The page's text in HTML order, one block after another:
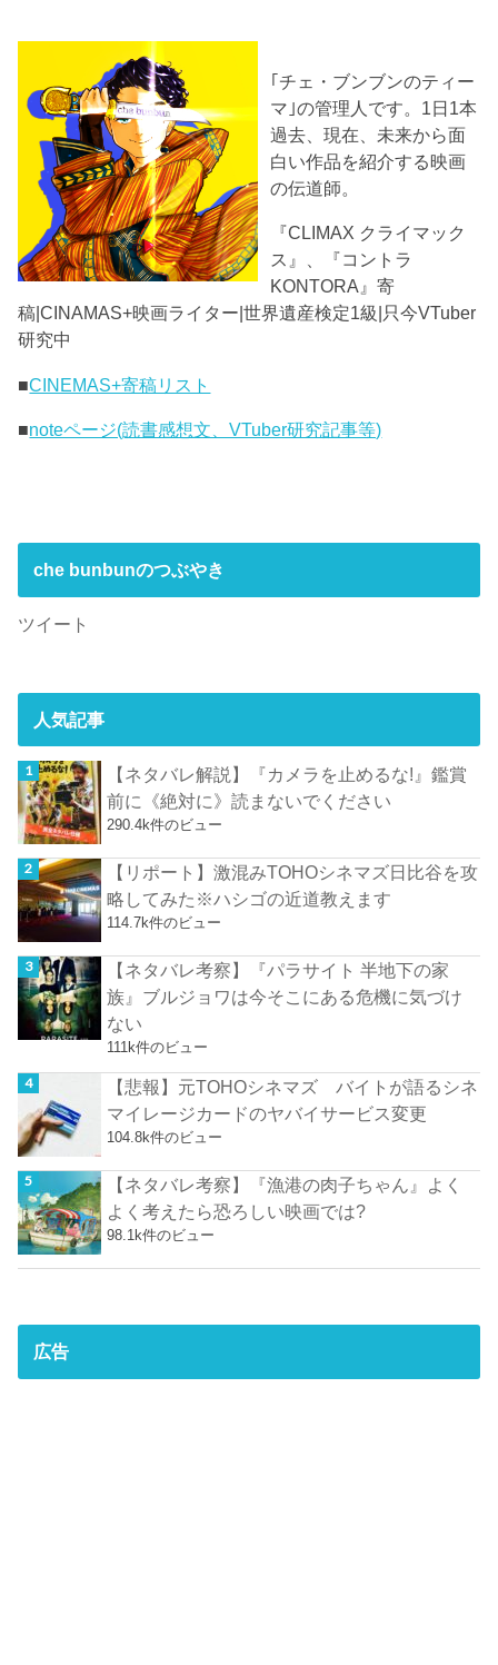
｢チェ・ブンブンのティー
マ｣の管理人です。1日1本
過去、現在、未来から面
白い作品を紹介する映画
の伝道師。
『CLIMAX クライマック
ス』、『コントラ
KONTORA』寄
稿|CINAMAS+映画ライター|世界遺産検定1級|只今VTuber
研究中
■CINEMAS+寄稿リスト
■noteページ(読書感想文、VTuber研究記事等)
che bunbunのつぶやき
ツイート
人気記事
【ネタバレ解説】『カメラを止めるな!』鑑賞
前に《絶対に》読まないでください
290.4k件のビュー
【リポート】激混みTOHOシネマズ日比谷を攻
略してみた※ハシゴの近道教えます
114.7k件のビュー
【ネタバレ考察】『パラサイト 半地下の家
族』ブルジョワは今そこにある危機に気づけ
ない
111k件のビュー
【悲報】元TOHOシネマズ バイトが語るシネ
マイレージカードのヤバイサービス変更
104.8k件のビュー
【ネタバレ考察】『漁港の肉子ちゃん』よく
よく考えたら恐ろしい映画では?
98.1k件のビュー
広告